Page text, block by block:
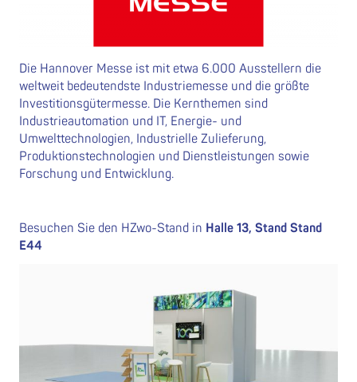
Die Hannover Messe ist mit etwa 6.000 Ausstellern die
weltweit bedeutendste Industriemesse und die größte
Investitionsgütermesse. Die Kernthemen sind
Industrieautomation und IT, Energie- und
Umwelttechnologien, Industrielle Zulieferung,
Produktionstechnologien und Dienstleistungen sowie
Forschung und Entwicklung.
Besuchen Sie den HZwo-Stand in Halle 13, Stand Stand
E44